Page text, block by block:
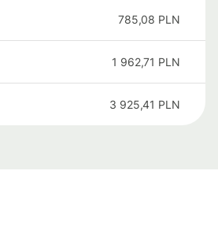
785,08 PLN
1 962,71 PLN
3 925,41 PLN